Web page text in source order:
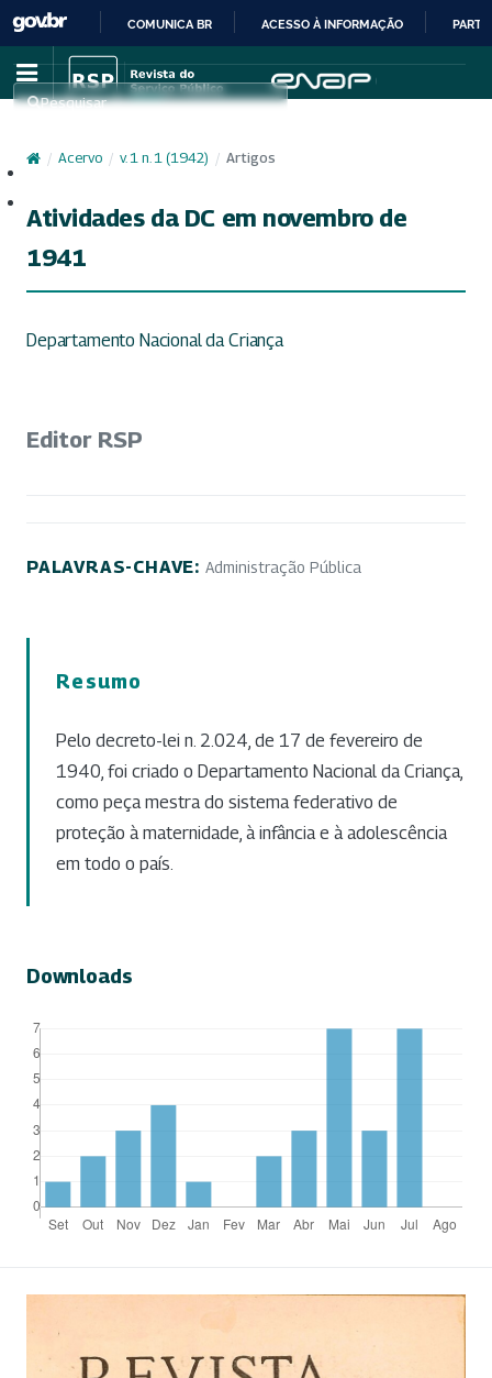
IR
PARA
CONTEÚDO
COMUNICA BR ACESSO À INFORMAÇÃO
Pesquisar
/ Acervo / v. 1 n. 1 (1942) / Artigos
Atividades da DC em novembro de
1941
Departamento Nacional da Criança
Editor RSP
PALAVRAS-CHAVE: Administração Pública
Resumo
Pelo decreto-lei n. 2.024, de 17 de fevereiro de
1940, foi criado o Departamento Nacional da Criança,
como peça mestra do sistema federativo de
proteção à maternidade, à infância e à adolescência
em todo o país.
Downloads